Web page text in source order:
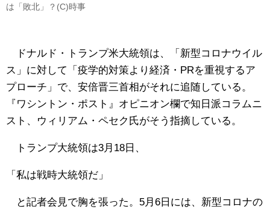
は「敗北」？(C)時事
ドナルド・トランプ米大統領は、「新型コロナウイル
ス」に対して「疫学的対策より経済・PRを重視するア
プローチ」で、安倍晋三首相がそれに追随している。
『ワシントン・ポスト』オピニオン欄で知日派コラムニ
スト、ウィリアム・ペセク氏がそう指摘している。
トランプ大統領は3月18日、
「私は戦時大統領だ」
と記者会見で胸を張った。5月6日には、新型コロナの